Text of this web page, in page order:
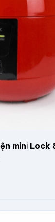
mini Lock